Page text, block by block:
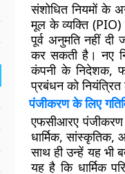
संशोधित नियमों के
मूल के व्यक्ति (PIO)
पूर्व अनुमति नहीं दी
कर सकती है। नए
कंपनी के निदेशक,
प्रबंधन को नियंत्रित
पंजीकरण के लिए
एफसीआरए पंजीकरण
धार्मिक, सांस्कृतिक,
साथ ही उन्हें यह भी
यह है कि धार्मिक